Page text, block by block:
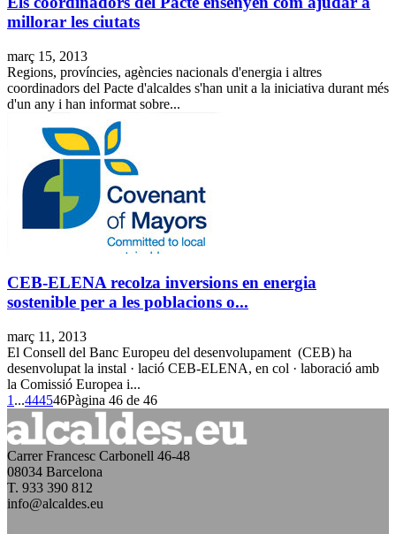
millorar les ciutats
març 15, 2013
Regions, províncies, agències nacionals d'energia i altres
coordinadors del Pacte d'alcaldes s'han unit a la iniciativa durant més
d'un any i han informat sobre...
CEB-ELENA recolza inversions en energia
sostenible per a les poblacions o...
març 11, 2013
El Consell del Banc Europeu del desenvolupament (CEB) ha
desenvolupat la instal · lació CEB-ELENA, en col · laboració amb
la Comissió Europea i...
1 ...444546Pàgina 46 de 46
Carrer Francesc Carbonell 46-48
08034 Barcelona
T. 933 390 812
info@alcaldes.eu